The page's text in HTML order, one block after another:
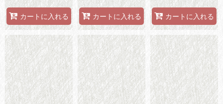
カートに入れる カートに入れる カートに入れる